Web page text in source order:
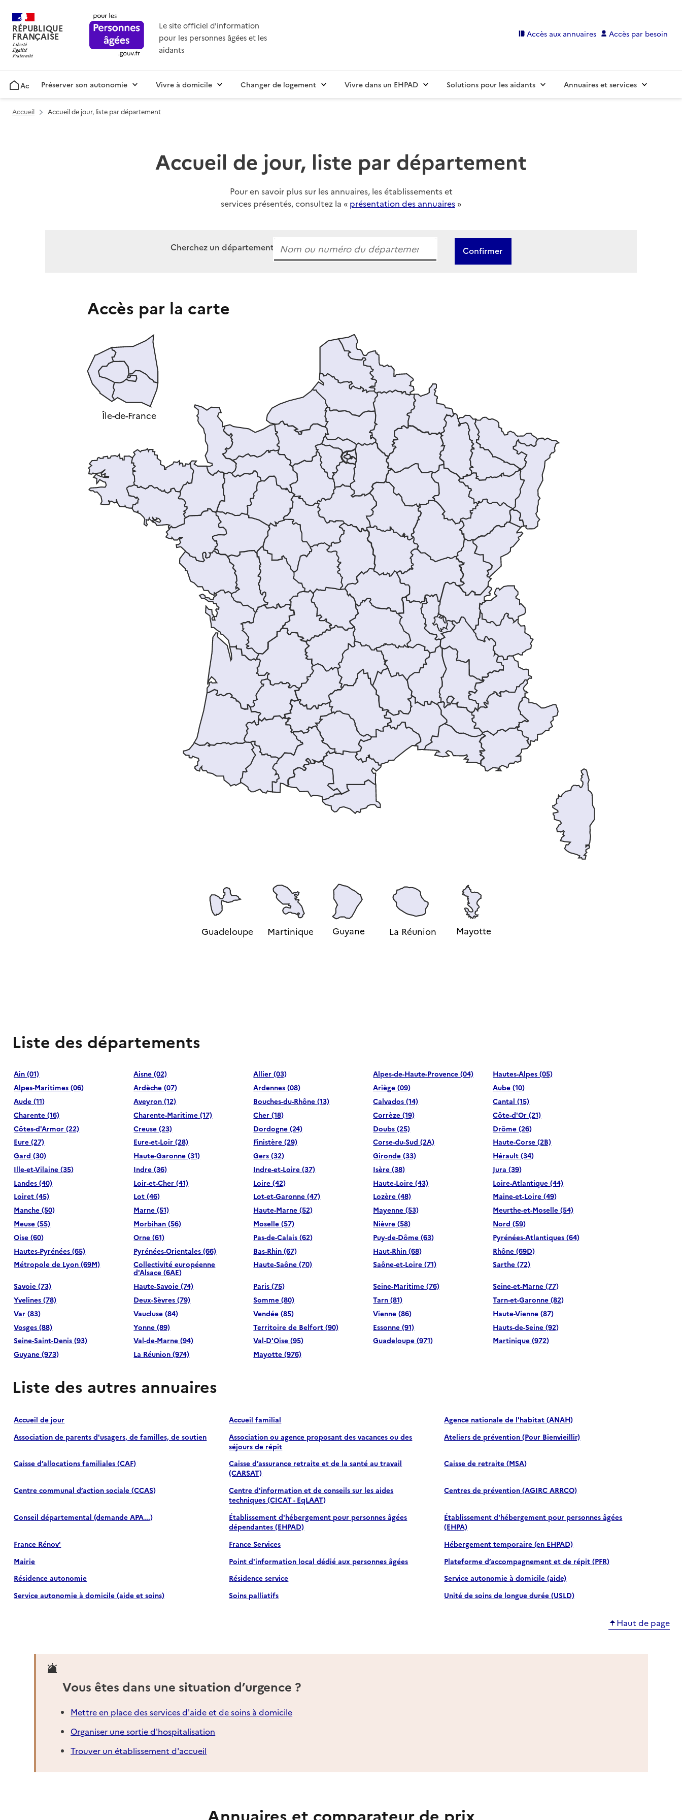
RÉPUBLIQUE
FRANÇAISE
Le site officiel d'information
pour les personnes âgées et les
aidants
Accès aux annuaires Accès par besoin
AccueilPréserver son autonomie Vivre à domicile Changer de logement Vivre dans un EHPAD Solutions pour les aidants Annuaires et services
Accueil Accueil de jour, liste par département
Accueil de jour, liste par département
Pour en savoir plus sur les annuaires, les établissements et
services présentés, consultez la « présentation des annuaires »
Cherchez un département Confirmer
Accès par la carte
Guadeloupe Martinique Guyane La Réunion Mayotte
Île-de-France
Liste des départements
Ain (01) Aisne (02) Allier (03) Alpes-de-Haute-Provence (04)
Hautes-Alpes (05)
Alpes-Maritimes (06)
Ardèche (07) Ardennes (08) Ariège (09)
Aube (10)
Aude (11)
Aveyron (12) Bouches-du-Rhône (13) Calvados (14)
Cantal (15)
Charente (16)
Charente-Maritime (17) Cher (18) Corrèze (19)
Côte-d'Or (21)
Côtes-d'Armor (22)
Creuse (23) Dordogne (24) Doubs (25)
Drôme (26)
Eure (27)
Eure-et-Loir (28) Finistère (29) Corse-du-Sud (2A)
Haute-Corse (2B)
Gard (30)
Haute-Garonne (31) Gers (32) Gironde (33)
Hérault (34)
Ille-et-Vilaine (35)
Indre (36) Indre-et-Loire (37) Isère (38)
Jura (39)
Landes (40)
Loir-et-Cher (41) Loire (42) Haute-Loire (43)
Loire-Atlantique (44)
Loiret (45)
Lot (46) Lot-et-Garonne (47) Lozère (48)
Maine-et-Loire (49)
Manche (50)
Marne (51) Haute-Marne (52) Mayenne (53)
Meurthe-et-Moselle (54)
Meuse (55)
Morbihan (56) Moselle (57) Nièvre (58)
Nord (59)
Oise (60)
Orne (61) Pas-de-Calais (62) Puy-de-Dôme (63)
Pyrénées-Atlantiques (64)
Hautes-Pyrénées (65)
Pyrénées-Orientales (66) Bas-Rhin (67) Haut-Rhin (68)
Rhône (69D)
Métropole de Lyon (69M)
Collectivité européenne
d'Alsace (6AE)
Haute-Saône (70) Saône-et-Loire (71) Sarthe (72)
Savoie (73) Haute-Savoie (74) Paris (75) Seine-Maritime (76)
Seine-et-Marne (77)
Yvelines (78)
Deux-Sèvres (79) Somme (80) Tarn (81)
Tarn-et-Garonne (82)
Var (83)
Vaucluse (84) Vendée (85) Vienne (86)
Haute-Vienne (87)
Vosges (88)
Yonne (89) Territoire de Belfort (90) Essonne (91)
Hauts-de-Seine (92)
Seine-Saint-Denis (93)
Val-de-Marne (94) Val-D'Oise (95) Guadeloupe (971)
Martinique (972)
Guyane (973)
La Réunion (974) Mayotte (976)
Liste des autres annuaires
Accueil de jour Accueil familial
Agence nationale de l'habitat (ANAH)
Association de parents d'usagers, de familles, de soutien
Association ou agence proposant des vacances ou des
séjours de répit
Ateliers de prévention (Pour Bienvieillir)
Caisse d’allocations familiales (CAF)
Caisse d’assurance retraite et de la santé au travail
(CARSAT)
Caisse de retraite (MSA)
Centre communal d’action sociale (CCAS)
Centre d'information et de conseils sur les aides
techniques (CICAT - EqLAAT)
Centres de prévention (AGIRC ARRCO)
Conseil départemental (demande APA...)
Établissement d'hébergement pour personnes âgées
dépendantes (EHPAD)
Établissement d'hébergement pour personnes âgées
(EHPA)
France Rénov'
France Services
Hébergement temporaire (en EHPAD)
Mairie
Point d'information local dédié aux personnes âgées
Plateforme d’accompagnement et de répit (PFR)
Résidence autonomie
Résidence service
Service autonomie à domicile (aide)
Service autonomie à domicile (aide et soins)
Soins palliatifs Unité de soins de longue durée (USLD)
Haut de page
Vous êtes dans une situation d’urgence ?
Mettre en place des services d'aide et de soins à domicile
Organiser une sortie d'hospitalisation
Trouver un établissement d'accueil
Annuaires et comparateur de prix